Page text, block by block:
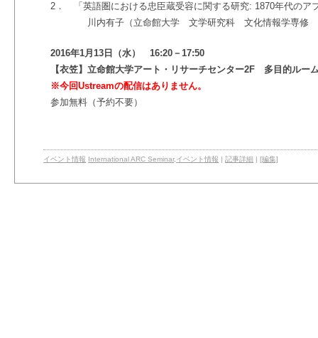
2． 「英語圏における忠臣蔵受容に関する研究: 1870年代のア
川内有子（立命館大学 文学研究科 文化情報学専修
2016年1月13日（水） 16:20－17:50
【衣笠】立命館大学アート・リサーチセンター2F 多目的ルー
※今回Ustreamの配信はありません。
参加無料（予約不要）
イベント情報 International ARC Seminar, イベント情報 | 記事詳細 | [編集]